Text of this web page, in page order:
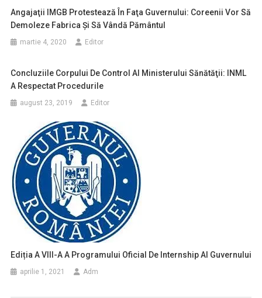
Angajaţii IMGB Protestează În Faţa Guvernului: Coreenii Vor Să
Demoleze Fabrica Şi Să Vândă Pământul
martie 4, 2020 Editor
Concluziile Corpului De Control Al Ministerului Sănătăţii: INML
A Respectat Procedurile
august 23, 2019 Editor
Ediția A VIII-A A Programului Oficial De Internship Al Guvernului
aprilie 1, 2021 Adm